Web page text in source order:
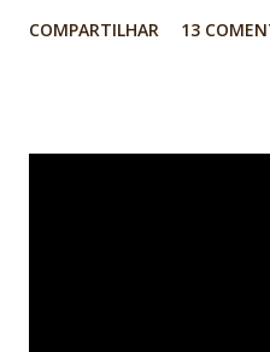
programação, lógica, banco
COMPARTILHAR 13